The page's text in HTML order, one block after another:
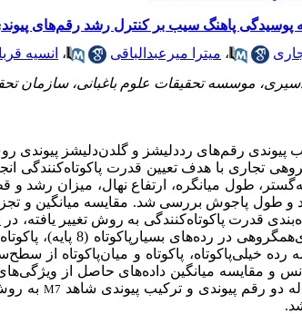
پوسیدگی پاهنگ سیب بر کنترل رشد رقم‌های
، میترا میرعبدالباقی ، انسیه
موسسه تحقیقات علوم باغبانی، سازمان
دلیشز و گلدن‌‌دلیشز پیوندی
تجاری با هدف تعیین قدرت پاکوتاه‌کنندگی
طول میانگره، ارتفاع نهال، میزان
بررسی شد. مقایسه میانگین و تجزیه خوشه‌ای نشان
قدرت پاکوتاه‌‌کنندگی به روش تغییر
شدند. سه رده خیلی‌‌پاکوتاه، پاکوتاه و
و مقایسه میانگین داده‌‌های حاصل از
دو رقم پیوندی و ترکیب پیوندی شاهد M7 به